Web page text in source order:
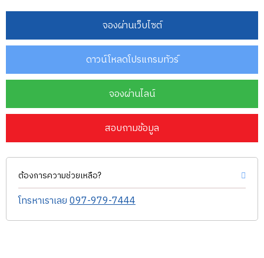
จองผ่านเว็บไซต์
ดาวน์โหลดโปรแกรมทัวร์
จองผ่านไลน์
สอบถามข้อมูล
ต้องการความช่วยเหลือ?
โทรหาเราเลย097-979-7444